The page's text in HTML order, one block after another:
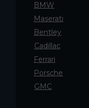
BMW
Bentley
Cadillac
Porsche
Ferrari
Maserati
GMC